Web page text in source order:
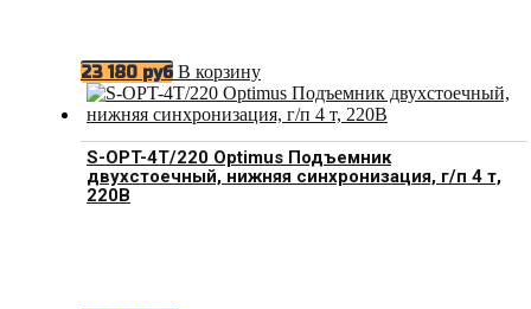
23 180 руб В корзину
S-OPT-4T/220 Optimus Подъемник
двухстоечный, нижняя синхронизация, г/п 4 т,
220В